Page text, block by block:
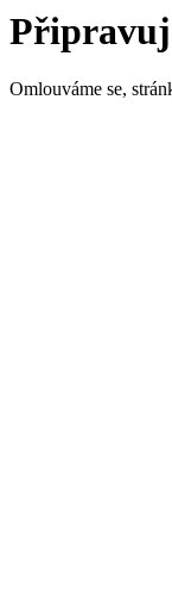
Omlouváme se,